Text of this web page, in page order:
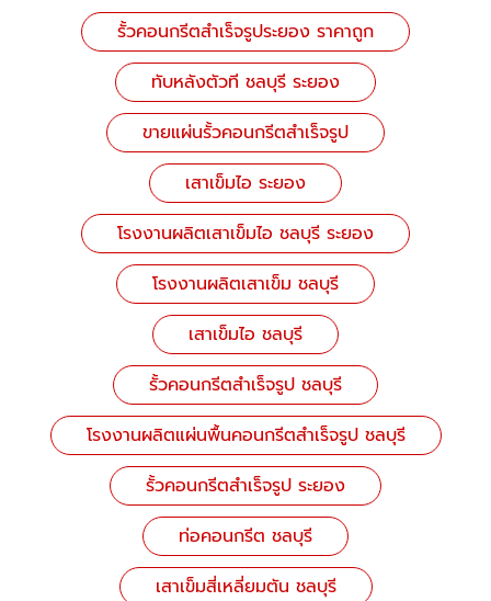
รั้วคอนกรีตสำเร็จรูประยอง ราคาถูก
ทับหลังตัวที ชลบุรี ระยอง
ขายแผ่นรั้วคอนกรีตสำเร็จรูป
เสาเข็มไอ ระยอง
โรงงานผลิตเสาเข็มไอ ชลบุรี ระยอง
โรงงานผลิตเสาเข็ม ชลบุรี
เสาเข็มไอ ชลบุรี
รั้วคอนกรีตสำเร็จรูป ชลบุรี
โรงงานผลิตแผ่นพื้นคอนกรีตสําเร็จรูป ชลบุรี
รั้วคอนกรีตสําเร็จรูป ระยอง
ท่อคอนกรีต ชลบุรี
เสาเข็มสี่เหลี่ยมตัน ชลบุรี